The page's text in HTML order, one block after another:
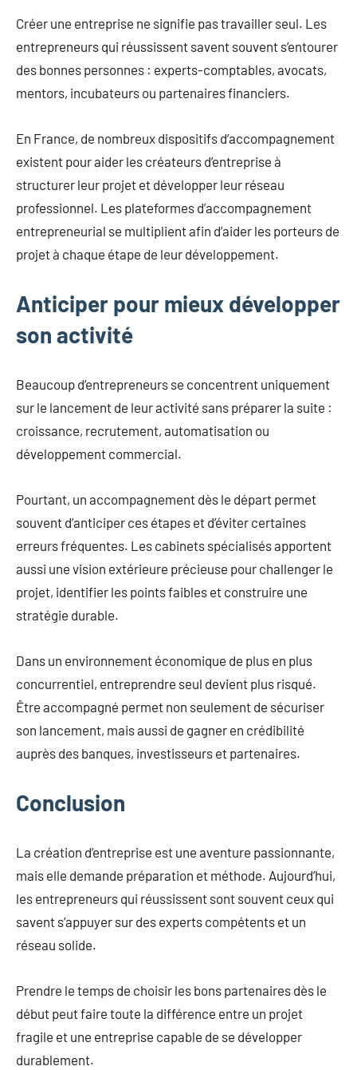
Créer une entreprise ne signifie pas travailler seul. Les
entrepreneurs qui réussissent savent souvent s’entourer
des bonnes personnes : experts-comptables, avocats,
mentors, incubateurs ou partenaires financiers.
En France, de nombreux dispositifs d’accompagnement
existent pour aider les créateurs d’entreprise à
structurer leur projet et développer leur réseau
professionnel. Les plateformes d’accompagnement
entrepreneurial se multiplient afin d’aider les porteurs de
projet à chaque étape de leur développement.
Anticiper pour mieux développer
son activité
Beaucoup d’entrepreneurs se concentrent uniquement
sur le lancement de leur activité sans préparer la suite :
croissance, recrutement, automatisation ou
développement commercial.
Pourtant, un accompagnement dès le départ permet
souvent d’anticiper ces étapes et d’éviter certaines
erreurs fréquentes. Les cabinets spécialisés apportent
aussi une vision extérieure précieuse pour challenger le
projet, identifier les points faibles et construire une
stratégie durable.
Dans un environnement économique de plus en plus
concurrentiel, entreprendre seul devient plus risqué.
Être accompagné permet non seulement de sécuriser
son lancement, mais aussi de gagner en crédibilité
auprès des banques, investisseurs et partenaires.
Conclusion
La création d’entreprise est une aventure passionnante,
mais elle demande préparation et méthode. Aujourd’hui,
les entrepreneurs qui réussissent sont souvent ceux qui
savent s’appuyer sur des experts compétents et un
réseau solide.
Prendre le temps de choisir les bons partenaires dès le
début peut faire toute la différence entre un projet
fragile et une entreprise capable de se développer
durablement.